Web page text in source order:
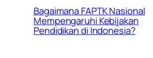
Bagaimana FAPTK Nasional
Mempengaruhi Kebijakan
Pendidikan di Indonesia?